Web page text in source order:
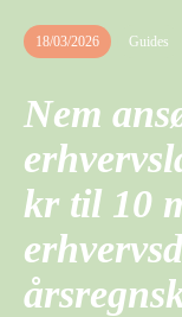
18/03/2026 Guides
Nem
kr til 10